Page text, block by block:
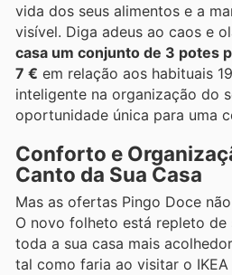
vida dos seus alimentos e a
visível. Diga adeus ao caos e
casa um conjunto de 3 potes
7 € em relação aos habituais
inteligente na organização do
oportunidade única para uma
Conforto e
Canto da Sua Casa
Mas as ofertas Pingo Doce
O novo folheto está repleto
toda a sua casa mais
tal como faria ao visitar o